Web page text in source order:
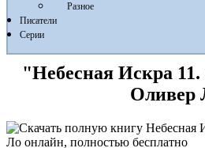
Разное
Писатели
Серии
"Небесная Искра
Оливер